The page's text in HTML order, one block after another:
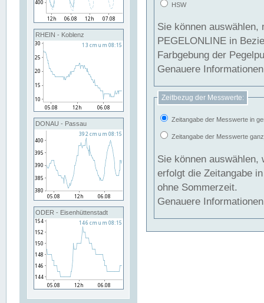
RHEIN - Koblenz
DONAU - Passau
ODER - Eisenhüttenstadt
HSW
Sie können
PEGELONLINE in Beziehung
Farbgebung der
Genauere
Zeitbezug der Messwerte:
Zeitangabe der Messwerte in
Zeitangabe der Messwerte
Sie können auswählen,
erfolgt die Zeitangabe
ohne Sommerzeit.
Genauere